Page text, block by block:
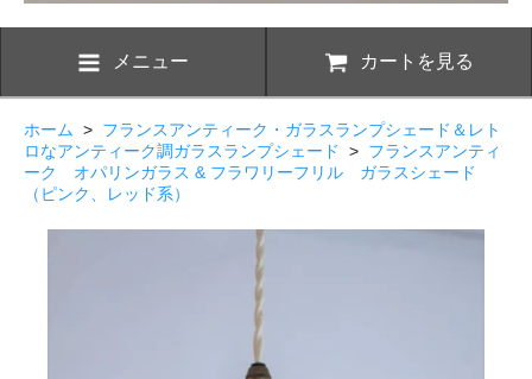
メニュー カートを見る
ホーム > フランスアンティーク・ガラスランプシェード＆レト
ロなアンティーク調ガラスランプシェード
> フランスアンティ
ーク オパリンガラス & フラワリーフリル ガラスシェード
（ピンク、レッド系）